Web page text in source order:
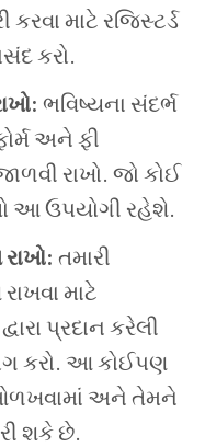
માટે રજિસ્ટર્ડ
કરો.
ભવિષ્યના સંદર્ભ
અને ફી
રાખો. જો કોઈ
આ ઉપયોગી રહેશે.
તમારી
માટે
પ્રદાન કરેલી
કરો. આ કોઈપણ
અને તેમને
શકે છે.